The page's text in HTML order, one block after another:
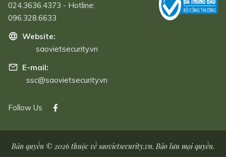
024.3636.4373 - Hotline:
096.328.6633
Website:
saovietsecurity.vn
E-mail:
ssc@saovietsecurity.vn
Follow Us
Bản quyền © 2026 thuộc vềsaovietsecurity.vn. Bảo lưu mọi quyền.